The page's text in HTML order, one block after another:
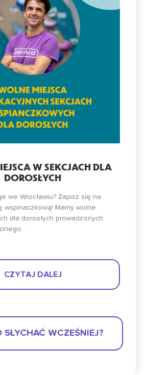
W SEKCJACH DLA
DOROSŁYCH
we Wrocławiu? Zapisz się na
wspinaczkową! Mamy wolne
dla dorosłych prowadzonych
CZYTAJ DALEJ
SŁYCHAĆ WCZEŚNIEJ?